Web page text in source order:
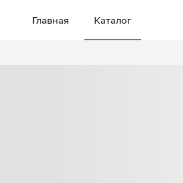
Главная Каталог